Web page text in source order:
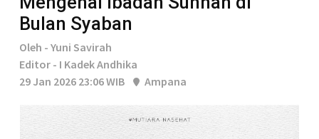
Bulan Syaban
Oleh - Yuni Savirah
Editor - I Kadek Andhika
29 Jan 2026 23:06 WIB
Ampana